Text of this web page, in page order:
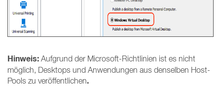
Hinweis: Aufgrund der Microsoft-Richtlinien ist es nicht
möglich, Desktops und Anwendungen aus denselben Host-
Pools zu veröffentlichen.